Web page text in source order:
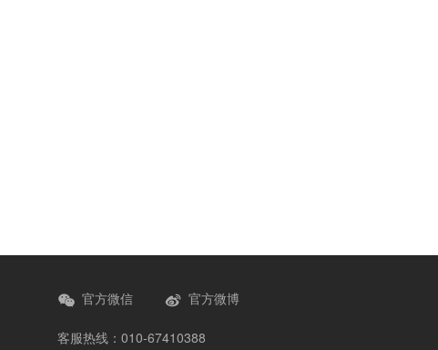
官方微信 官方微博
客服热线：010-67410388